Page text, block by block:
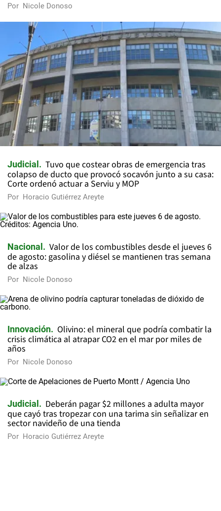
Por Nicole Donoso
Judicial
Tuvo que costear obras de emergencia tras
colapso de ducto que provocó socavón junto a su casa:
Corte ordenó actuar a Serviu y MOP
Por Horacio Gutiérrez Areyte
Nacional
Valor de los combustibles desde el jueves 6
de agosto: gasolina y diésel se mantienen tras semana
de alzas
Por Nicole Donoso
Innovación
Olivino: el mineral que podría combatir la
crisis climática al atrapar CO2 en el mar por miles de
años
Por Nicole Donoso
Judicial
Deberán pagar $2 millones a adulta mayor
que cayó tras tropezar con una tarima sin señalizar en
sector navideño de una tienda
Por Horacio Gutiérrez Areyte